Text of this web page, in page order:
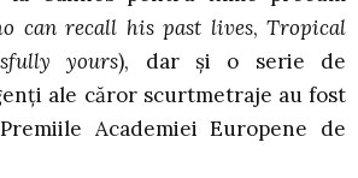
can recall his past lives, Tropical
yours), dar și o serie de
ale căror scurtmetraje au fost
Academiei Europene de